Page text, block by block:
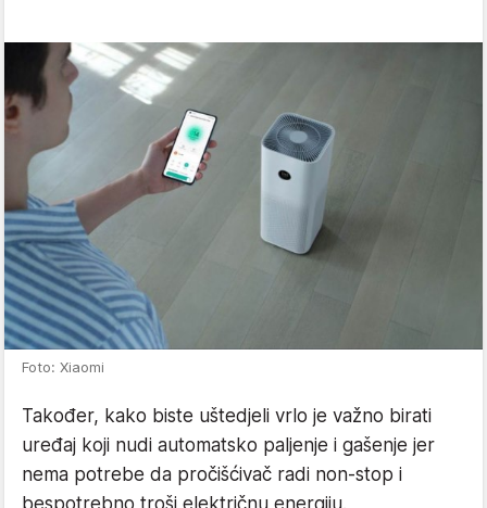
Foto: Xiaomi
Također, kako biste uštedjeli vrlo je važno birati
uređaj koji nudi automatsko paljenje i gašenje jer
nema potrebe da pročišćivač radi non-stop i